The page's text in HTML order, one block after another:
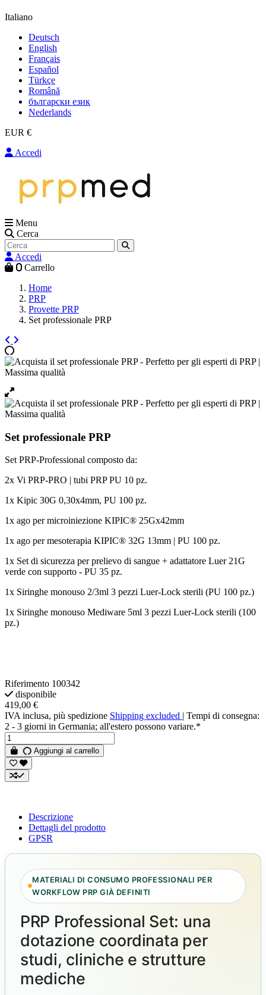
Italiano
Deutsch
English
Français
Español
Türkçe
Română
български език
Nederlands
EUR €
Accedi
Menu
Cerca
Accedi
0 Carrello
Home
PRP
Provette PRP
Set professionale PRP
Set professionale PRP
Set PRP-Professional composto da:
2x Vi PRP-PRO | tubi PRP PU 10 pz.
1x Kipic 30G 0,30x4mm, PU 100 pz.
1x ago per microiniezione KIPIC® 25Gx42mm
1x ago per mesoterapia KIPIC® 32G 13mm | PU 100 pz.
1x Set di sicurezza per prelievo di sangue + adattatore Luer 21G
verde con supporto - PU 35 pz.
1x Siringhe monouso 2/3ml 3 pezzi Luer-Lock sterili (PU 100 pz.)
1x Siringhe monouso Mediware 5ml 3 pezzi Luer-Lock sterili (100
pz.)
Riferimento 100342
disponibile
419,00 €
IVA inclusa, più spedizione Shipping excluded | Tempi di consegna:
2 - 3 giorni in Germania; all'estero possono variare.*
Aggiungi al carrello
Descrizione
Dettagli del prodotto
GPSR
MATERIALI DI CONSUMO PROFESSIONALI PER
WORKFLOW PRP GIÀ DEFINITI
PRP Professional Set: una
dotazione coordinata per
studi, cliniche e strutture
mediche